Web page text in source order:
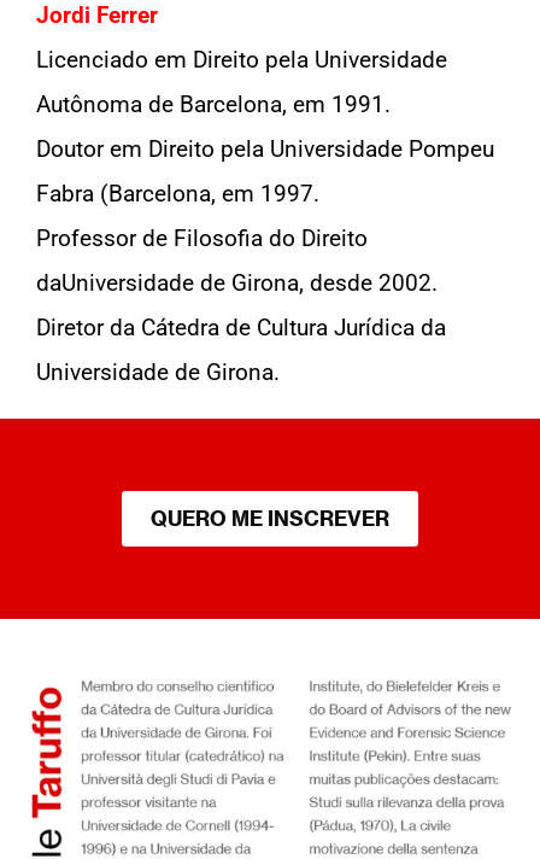
Jordi Ferrer
Licenciado em Direito pela Universidade
Autônoma de Barcelona, em 1991.
Doutor em Direito pela Universidade Pompeu
Fabra (Barcelona, em 1997.
Professor de Filosofia do Direito
daUniversidade de Girona, desde 2002.
Diretor da Cátedra de Cultura Jurídica da
Universidade de Girona.
QUERO ME INSCREVER